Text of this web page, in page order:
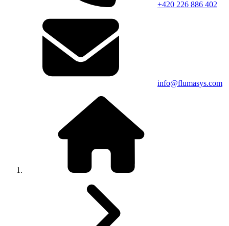
+420 226 886 402
info@flumasys.com